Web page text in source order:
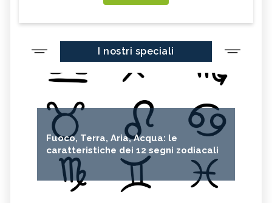
I nostri speciali
Fuoco, Terra, Aria, Acqua: le
caratteristiche dei 12 segni zodiacali